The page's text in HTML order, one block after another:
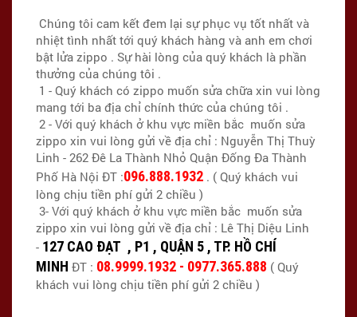
Chúng tôi cam kết đem lại sự phục vụ tốt nhất và
nhiệt tình nhất tới quý khách hàng và anh em chơi
bật lửa zippo . Sự hài lòng của quý khách là phần
thưởng của chúng tôi .
1 - Quý khách có zippo muốn sửa chữa xin vui lòng
mang tới ba địa chỉ chính thức của chúng tôi .
2 - Với quý khách ở khu vực miền bắc muốn sửa
zippo xin vui lòng gửi về địa chỉ : Nguyễn Thị Thuỳ
Linh - 262 Đê La Thành Nhỏ Quận Đống Đa Thành
Phố Hà Nội ĐT :096.888.1932 . ( Quý khách vui
lòng chịu tiền phí gửi 2 chiều )
3- Với quý khách ở khu vực miền bắc muốn sửa
zippo xin vui lòng gửi về địa chỉ : Lê Thị Diệu Linh
- 127 CAO ĐẠT , P1 , QUẬN 5 , TP. HỒ CHÍ
MINH ĐT : 08.9999.1932 - 0977.365.888 ( Quý
khách vui lòng chịu tiền phí gửi 2 chiều )